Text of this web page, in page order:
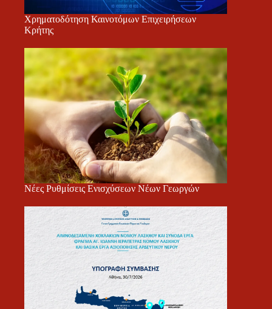
Χρηματοδότηση Καινοτόμων Επιχειρήσεων
Κρήτης
Νέες Ρυθμίσεις Ενισχύσεων Νέων Γεωργών